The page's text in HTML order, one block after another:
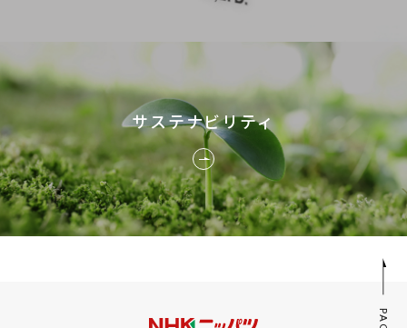
サステナビリティ